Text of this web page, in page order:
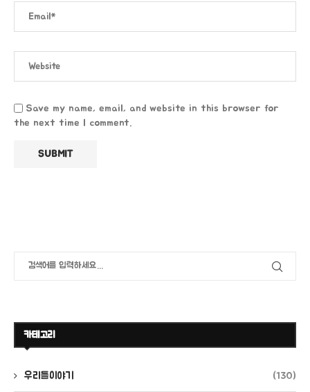
Save my name, email, and website in this browser for
the next time I comment.
카테고리
우리들이야기 (130)